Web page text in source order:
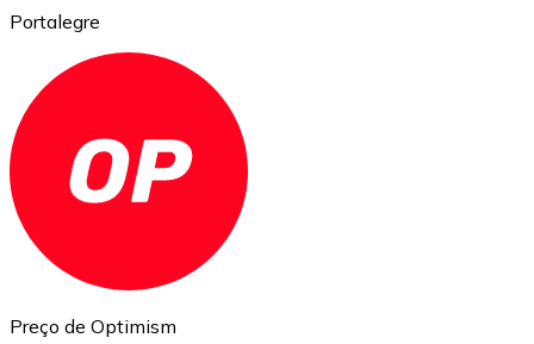
Ethereum
ETH
Portalegre
Preço de Optimism